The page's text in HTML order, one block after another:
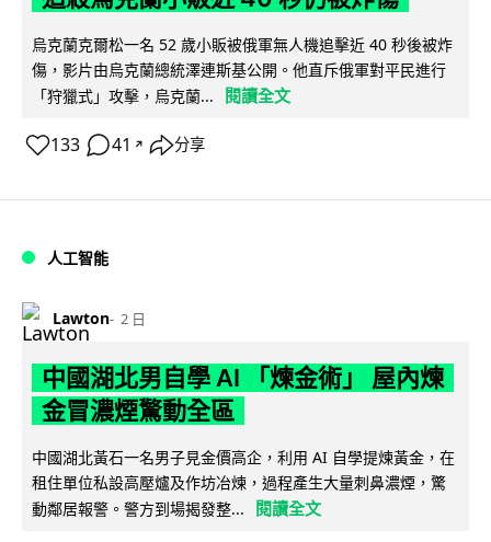
烏克蘭克爾松一名 52 歲小販被俄軍無人機追擊近 40 秒後被炸
傷，影片由烏克蘭總統澤連斯基公開。他直斥俄軍對平民進行
「狩獵式」攻擊，烏克蘭...
閱讀全文
133 41 ↗ 分享
人工智能
Lawton 2 日
中國湖北男自學 AI 「煉金術」 屋內煉
金冒濃煙驚動全區
中國湖北黃石一名男子見金價高企，利用 AI 自學提煉黃金，在
租住單位私設高壓爐及作坊冶煉，過程產生大量刺鼻濃煙，驚
動鄰居報警。警方到場揭發整...
閱讀全文